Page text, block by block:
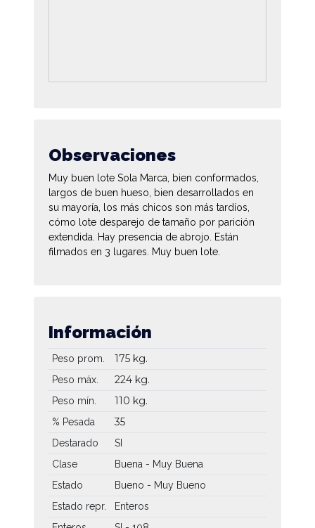
Observaciones
Muy buen lote Sola Marca, bien conformados,
largos de buen hueso, bien desarrollados en
su mayoría, los más chicos son más tardíos,
cómo lote desparejo de tamaño por parición
extendida. Hay presencia de abrojo. Están
filmados en 3 lugares. Muy buen lote.
Información
Peso prom. 175 kg.
Peso máx. 224 kg.
Peso mín. 110 kg.
% Pesada 35
Destarado
SI
Clase
Buena - Muy Buena
Estado
Bueno - Muy Bueno
Estado repr.
Enteros